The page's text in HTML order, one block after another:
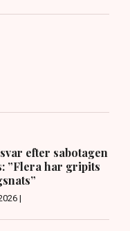
efter sabotagen
”Flera har gripits
|